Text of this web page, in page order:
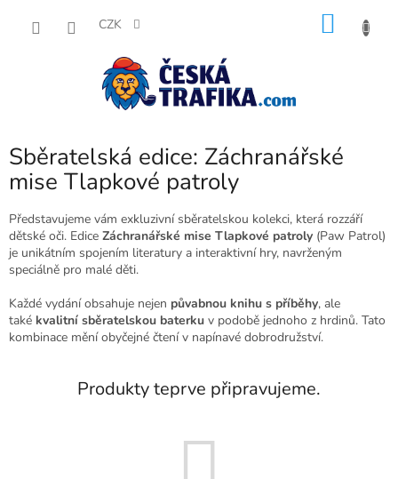
CZK
Sběratelská edice: Záchranářské
mise Tlapkové patroly
Představujeme vám exkluzivní sběratelskou kolekci, která rozzáří
dětské oči. Edice Záchranářské mise Tlapkové patroly (Paw Patrol)
je unikátním spojením literatury a interaktivní hry, navrženým
speciálně pro malé děti.
Každé vydání obsahuje nejen půvabnou knihu s příběhy, ale
také kvalitní sběratelskou baterku v podobě jednoho z hrdinů. Tato
kombinace mění obyčejné čtení v napínavé dobrodružství.
Produkty teprve připravujeme.